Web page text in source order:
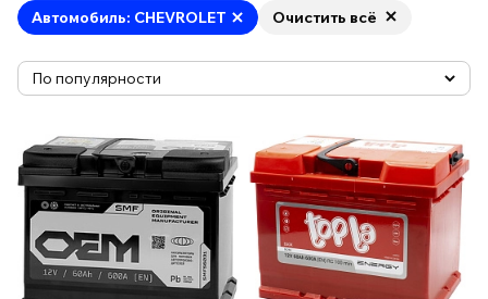
Автомобиль: CHEVROLET Очистить всё